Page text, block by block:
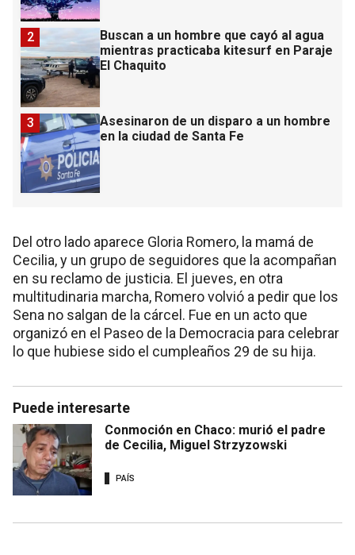
Buscan a un hombre que cayó al agua
mientras practicaba kitesurf en Paraje
El Chaquito
2
Asesinaron de un disparo a un hombre
en la ciudad de Santa Fe
3
Del otro lado aparece Gloria Romero, la mamá de
Cecilia, y un grupo de seguidores que la acompañan
en su reclamo de justicia. El jueves, en otra
multitudinaria marcha, Romero volvió a pedir que los
Sena no salgan de la cárcel. Fue en un acto que
organizó en el Paseo de la Democracia para celebrar
lo que hubiese sido el cumpleaños 29 de su hija.
Puede interesarte
Conmoción en Chaco: murió el padre
de Cecilia, Miguel Strzyzowski
PAÍS